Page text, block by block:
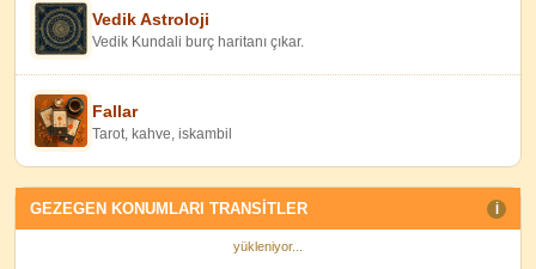
Vedik Astroloji
Vedik Kundali burç haritanı çıkar.
Fallar
Tarot, kahve, iskambil
GEZEGEN KONUMLARI TRANSITLER I
yükleniyor...